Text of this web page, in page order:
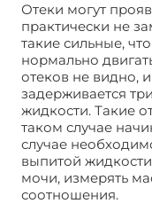
Отеки могут
практически не
такие сильные,
нормально
отеков не видно,
задерживается
жидкости. Такие
таком случае
случае
выпитой
мочи, измерять
соотношения.